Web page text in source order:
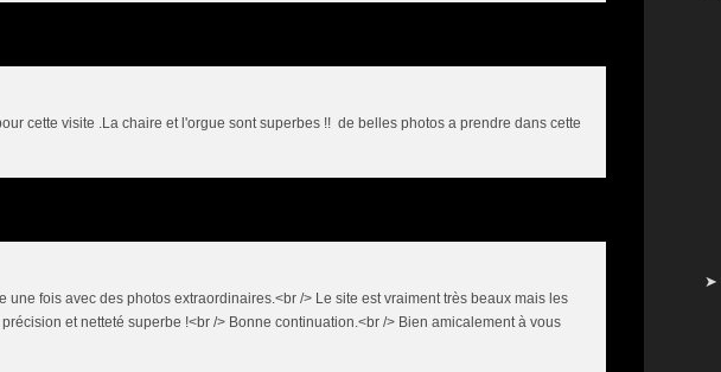
cette visite .La chaire et l'orgue sont superbes !! de belles photos a prendre dans cette
fois avec des photos extraordinaires.<br /> Le site est vraiment très beaux mais les
et netteté superbe !<br /> Bonne continuation.<br /> Bien amicalement à vous